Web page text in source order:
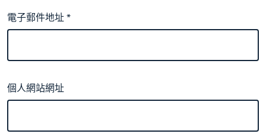
電子郵件地址*
個人網站網址